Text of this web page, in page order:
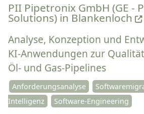
PII Pipetronix GmbH (GE -
Solutions) in Blankenloch
Analyse, Konzeption und
KI-Anwendungen zur
Öl- und Gas-Pipelines
Anforderungsanalyse
Intelligenz
Software-Engineering